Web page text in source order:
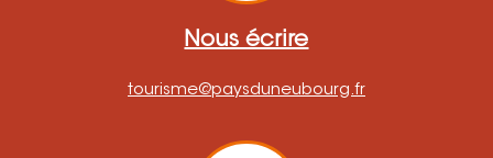
Nous écrire
tourisme@paysduneubourg.fr